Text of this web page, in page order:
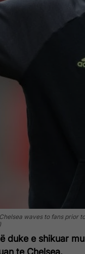
waves to fans
duke e shikuar
te Chelsea.